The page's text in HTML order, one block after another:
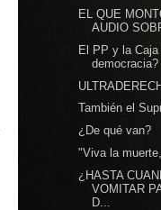
EL QUE
AUDIO
El PP y la
democracia?
También el
¿De qué van?
"Viva la
¿HASTA
VOMITAR
D...